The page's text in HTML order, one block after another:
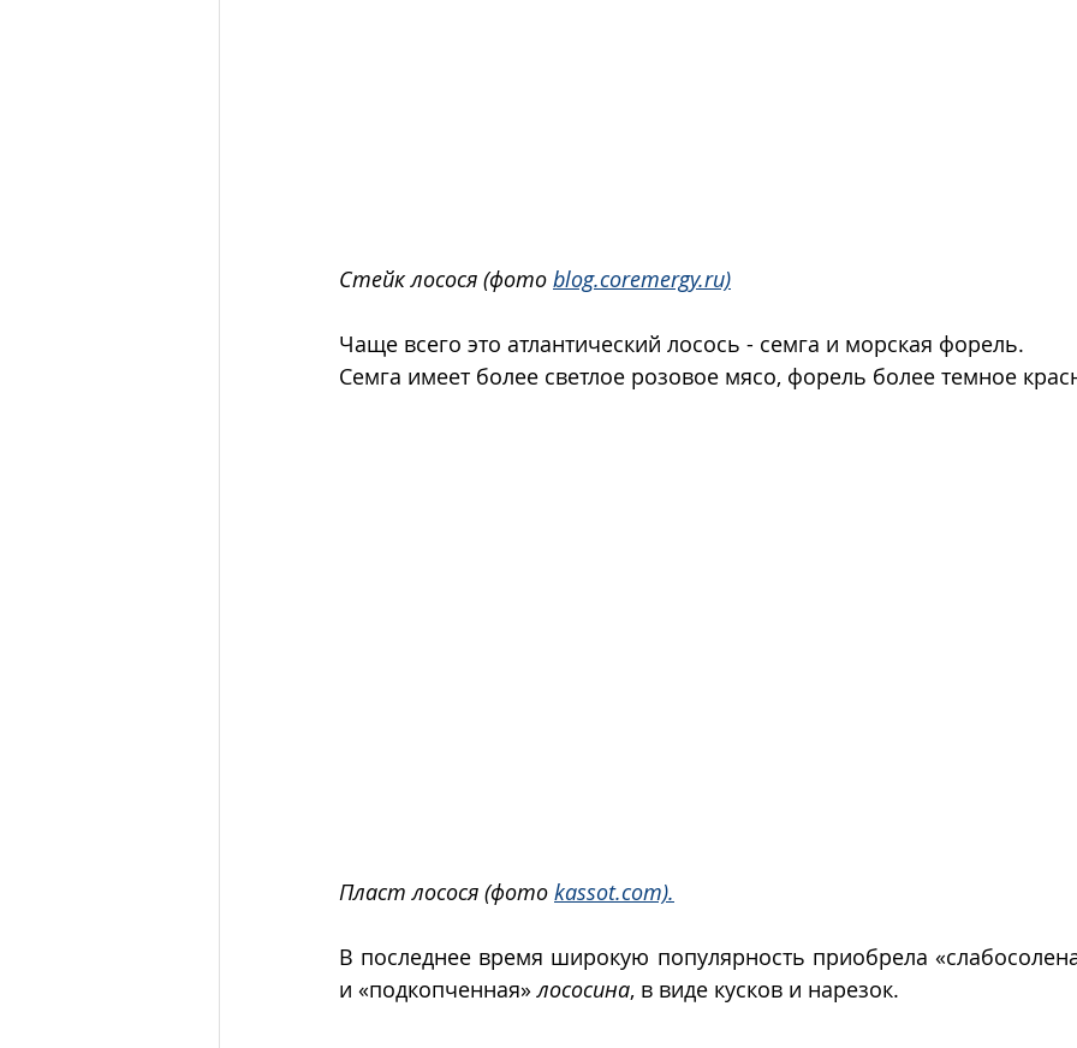
Стейк лосося (фото blog.coremergy.ru)
Чаще всего это атлантический лосось - семга и морская форель.
Семга имеет более светлое розовое мясо, форель более темное
Пласт лосося (фото kassot.com).
В последнее время широкую популярность приобрела
и «подкопченная» лососина, в виде кусков и нарезок.